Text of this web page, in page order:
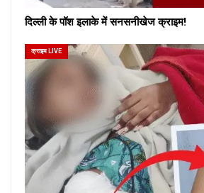
दिल्ली के पॉश इलाके में सनसनीखेज क्राइम!
क्राइम LIVE